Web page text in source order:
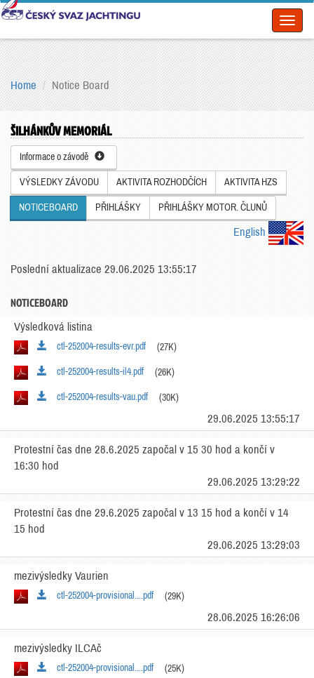
Home Notice Board
ŠILHÁNKŮV MEMORIÁL
Informace o závodě
VÝSLEDKY ZÁVODU AKTIVITA ROZHODČÍCH AKTIVITA HZS
NOTICEBOARD PŘIHLÁŠKY PŘIHLÁŠKY MOTOR. ČLUNŮ
English
Poslední aktualizace 29.06.2025 13:55:17
NOTICEBOARD
Výsledková listina
ctl-252004-results-evr.pdf (27K)
ctl-252004-results-il4.pdf (26K)
ctl-252004-results-vau.pdf (30K)
29.06.2025 13:55:17
Protestní čas dne 28.6.2025 započal v 15 30 hod a končí v
16:30 hod
29.06.2025 13:29:22
Protestní čas dne 29.6.2025 započal v 13 15 hod a končí v 14
15 hod
29.06.2025 13:29:03
mezivýsledky Vaurien
ctl-252004-provisional....pdf (29K)
28.06.2025 16:26:06
mezivýsledky ILCAč
ctl-252004-provisional....pdf (25K)